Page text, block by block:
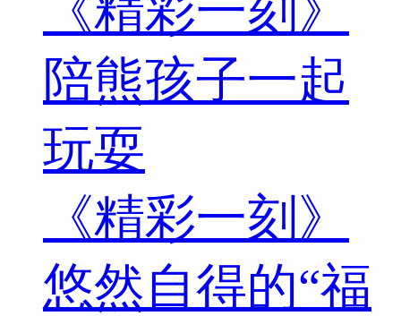
陪熊孩子一起
玩耍
《精彩一刻》
悠然自得的“福